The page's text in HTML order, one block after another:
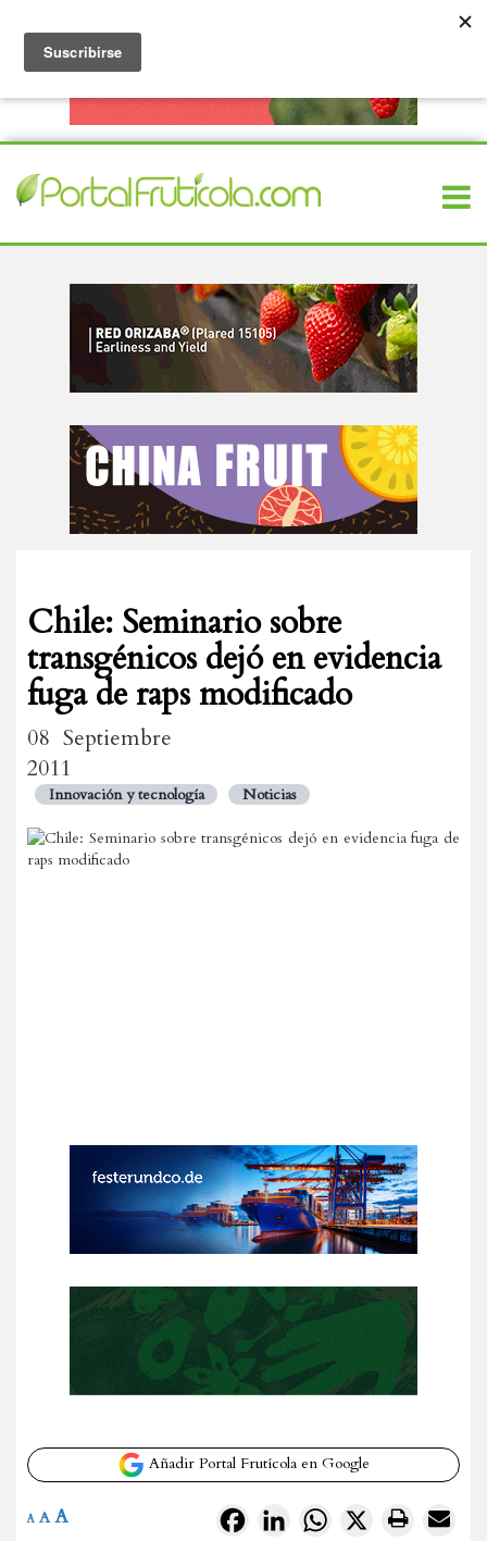
Chile: Seminario sobre
transgénicos dejó en evidencia
fuga de raps modificado
08 Septiembre
2011
Innovación y tecnología Noticias
Añadir Portal Frutícola en Google
FacebookLinkedInWhatsApp
X
A A A